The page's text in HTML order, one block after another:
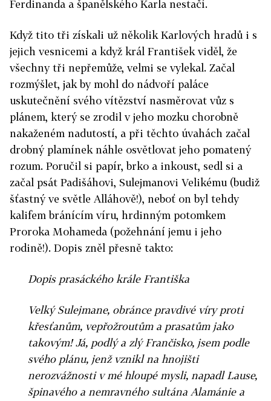
Ferdinanda a španělského Karla nestačí.
Když tito tři získali už několik Karlových hradů i s
jejich vesnicemi a když král František viděl, že
všechny tři nepřemůže, velmi se vylekal. Začal
rozmýšlet, jak by mohl do nádvoří paláce
uskutečnění svého vítězství nasměrovat vůz s
plánem, který se zrodil v jeho mozku chorobně
nakaženém nadutostí, a při těchto úvahách začal
drobný plamínek náhle osvětlovat jeho pomatený
rozum. Poručil si papír, brko a inkoust, sedl si a
začal psát Padišáhovi, Sulejmanovi Velikému (budiž
šťastný ve světle Alláhově!), neboť on byl tehdy
kalifem bránícím víru, hrdinným potomkem
Proroka Mohameda (požehnání jemu i jeho
rodině!). Dopis zněl přesně takto:
Dopis prasáckého krále Františka
Velký Sulejmane, obránce pravdivé víry proti
křesťanům, vepřožroutům a prasatům jako
takovým! Já, podlý a zlý Frančisko, jsem podle
svého plánu, jenž vznikl na hnojišti
nerozvážnosti v mé hloupé mysli, napadl Lause,
špinavého a nemravného sultána Alamánie a